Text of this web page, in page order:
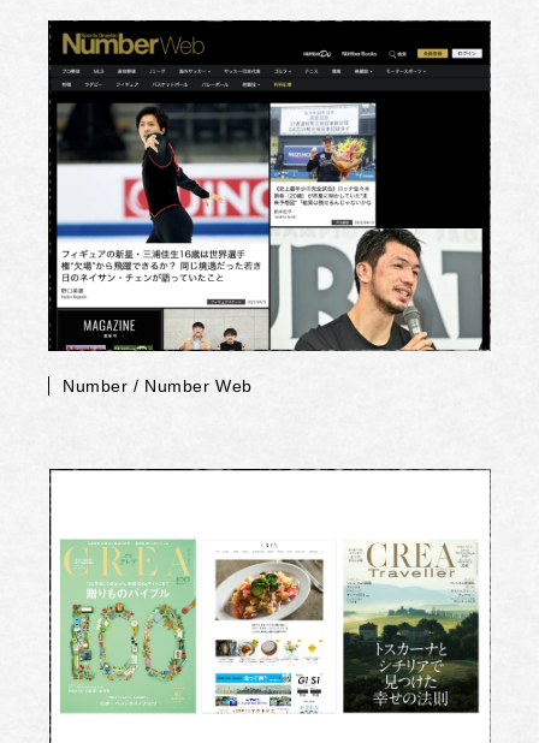
Number / Number Web